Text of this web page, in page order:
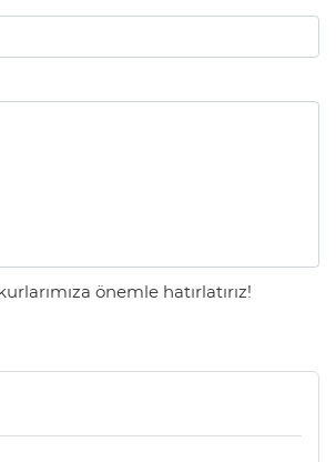
önemle hatırlatırız!